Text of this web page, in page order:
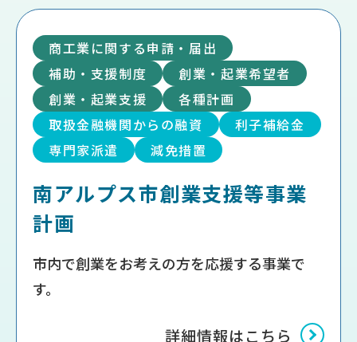
商工業に関する申請・届出
補助・支援制度
創業・起業希望者
創業・起業支援
各種計画
取扱金融機関からの融資
利子補給金
専門家派遣
減免措置
南アルプス市創業支援等事業
計画
市内で創業をお考えの方を応援する事業で
す。
詳細情報はこちら